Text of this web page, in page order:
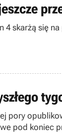
skarżą się
pod koniec